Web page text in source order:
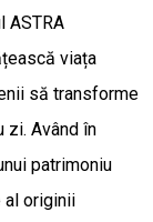
ASTRA
viața
să transforme
zi. Având în
patrimoniu
al originii